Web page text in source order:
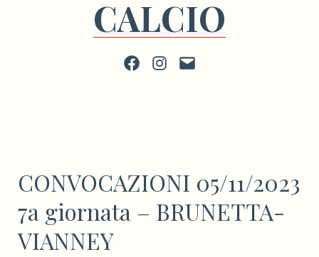
CALCIO
FacebookInstagram
scrivi
CONVOCAZIONI 05/11/2023
7a giornata – BRUNETTA-
VIANNEY